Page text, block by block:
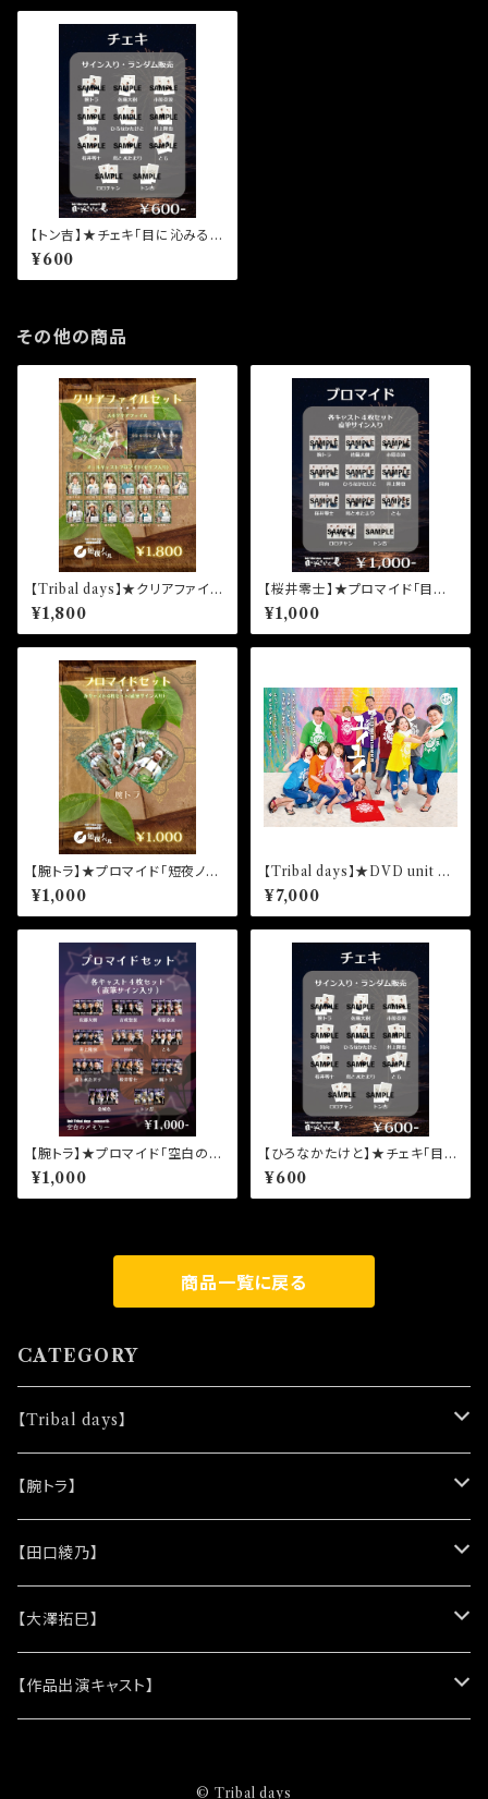
【トン吉】★チェキ「目に沁みるん
だ、夏。」トン吉
¥600
その他の商品
【Tribal days】★クリアファイル
＆プロマイド unit Tribal days
-season08-「短夜ノベル」
¥1,800
【桜井零士】★プロマイド「目に
沁みるんだ、夏。」永井圭介
¥1,000
【腕トラ】★プロマイド「短夜ノベ
ル」小沢重吉
¥1,000
【Tribal days】★DVD unit Tr
ibal days -season03-「ユイ
ユイ」3枚組
¥7,000
【腕トラ】★プロマイド「空白のメ
モリー」天願堅進
¥1,000
【ひろなかたけと】★チェキ「目
に沁みるんだ、夏。」野崎伊織
¥600
商品一覧に戻る
CATEGORY
【Tribal days】
★ノベルティー
(シリコンリストバンド)
(レザーキーホルダー)
★DVD
★脚本
★クリアファイル＆ソロプロマイドセット
【腕トラ】
★CD
(アルバム)
(シングル)
★プロマイド
★チェキ
【田口綾乃】
★プロマイド
★チェキ
【大澤拓巳】
★プロマイド
【作品出演キャスト】
© Tribal days